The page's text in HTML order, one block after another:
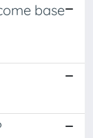
base